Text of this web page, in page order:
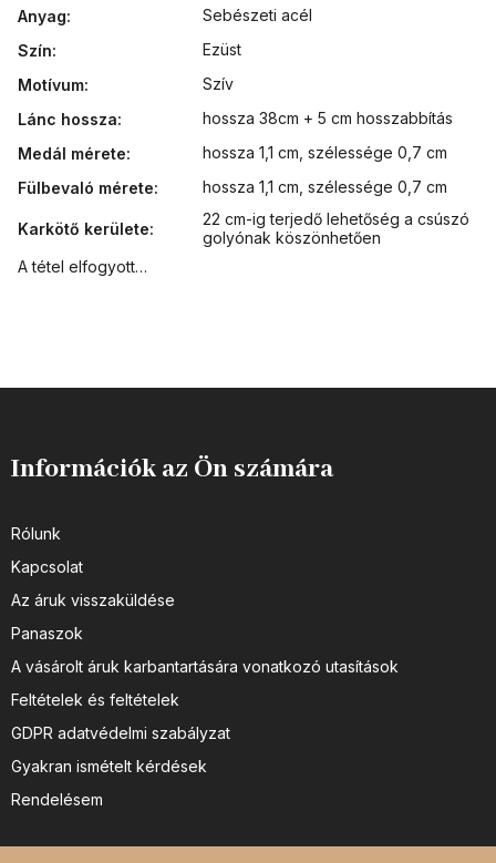
Anyag:
Sebészeti acél
Szín:
Ezüst
Motívum:
Szív
Lánc hossza:
hossza 38cm + 5 cm hosszabbítás
Medál mérete:
hossza 1,1 cm, szélessége 0,7 cm
Fülbevaló mérete: hossza 1,1 cm, szélessége 0,7 cm
Karkötő kerülete:
22 cm-ig terjedő lehetőség a csúszó
golyónak köszönhetően
A tétel elfogyott…
Információk az Ön számára
Rólunk
Kapcsolat
Az áruk visszaküldése
Panaszok
A vásárolt áruk karbantartására vonatkozó utasítások
Feltételek és feltételek
GDPR adatvédelmi szabályzat
Gyakran ismételt kérdések
Rendelésem